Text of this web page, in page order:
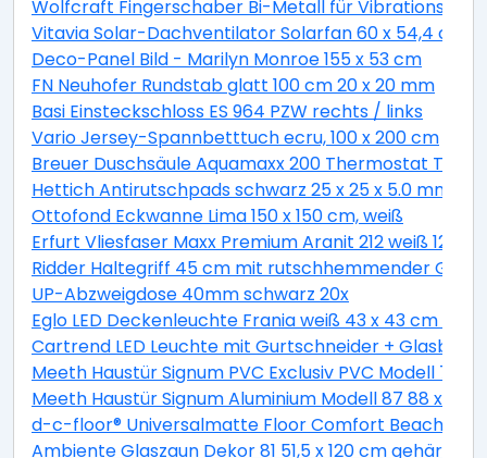
Wolfcraft Fingerschaber Bi-Metall für
Vitavia Solar-Dachventilator Solarfan 60 x 54,4 cm
Deco-Panel Bild - Marilyn Monroe 155 x 53 cm
FN Neuhofer Rundstab glatt 100 cm 20 x 20 mm
Basi Einsteckschloss ES 964 PZW rechts / links
Vario Jersey-Spannbetttuch ecru, 100 x 200 cm
Breuer Duschsäule Aquamaxx 200 Thermostat
Hettich Antirutschpads schwarz 25 x 25 x 5.0 mm -
Ottofond Eckwanne Lima 150 x 150 cm, weiß
Erfurt Vliesfaser Maxx Premium Aranit 212 weiß 12,5 x
Ridder Haltegriff 45 cm mit rutschhemmender
UP-Abzweigdose 40mm schwarz 20x
Eglo LED Deckenleuchte Frania weiß 43 x 43 cm
Cartrend LED Leuchte mit Gurtschneider +
Meeth Haustür Signum PVC Exclusiv PVC Modell 70
Meeth Haustür Signum Aluminium Modell 87 88 x 200
d-c-floor® Universalmatte Floor Comfort
Ambiente Glaszaun Dekor 81 51,5 x 120 cm